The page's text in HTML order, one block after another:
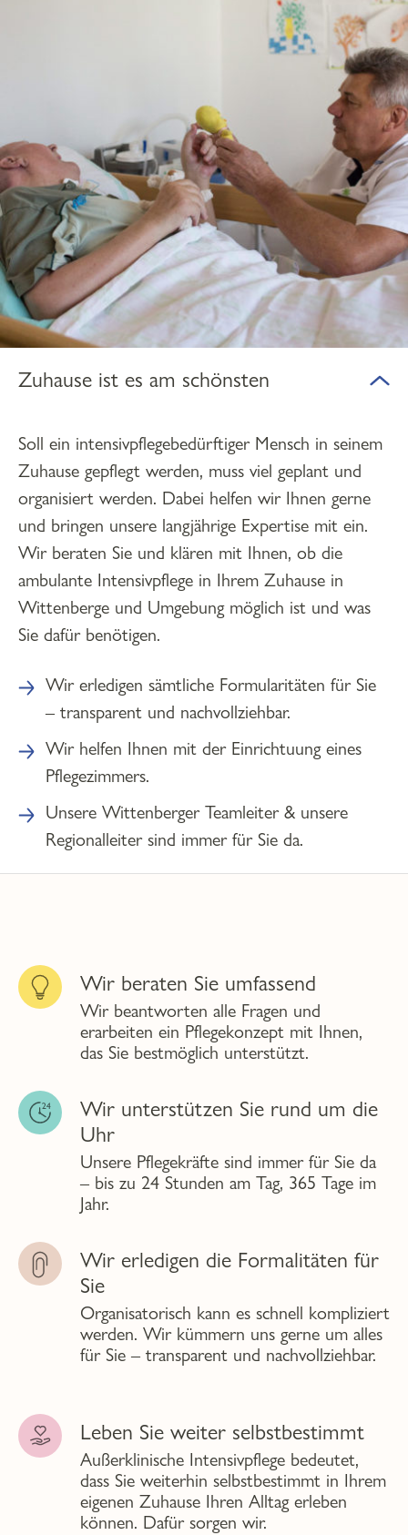
Zuhause ist es am schönsten
Soll ein intensivpflegebedürftiger Mensch in seinem
Zuhause gepflegt werden, muss viel geplant und
organisiert werden. Dabei helfen wir Ihnen gerne
und bringen unsere langjährige Expertise mit ein.
Wir beraten Sie und klären mit Ihnen, ob die
ambulante Intensivpflege in Ihrem Zuhause in
Wittenberge und Umgebung möglich ist und was
Sie dafür benötigen.
Wir erledigen sämtliche Formularitäten für Sie
– transparent und nachvollziehbar.
Wir helfen Ihnen mit der Einrichtuung eines
Pflegezimmers.
Unsere Wittenberger Teamleiter & unsere
Regionalleiter sind immer für Sie da.
Wir beraten Sie umfassend
Wir beantworten alle Fragen und
erarbeiten ein Pflegekonzept mit Ihnen,
das Sie bestmöglich unterstützt.
Wir unterstützen Sie rund um die
Uhr
Unsere Pflegekräfte sind immer für Sie da
– bis zu 24 Stunden am Tag, 365 Tage im
Jahr.
Wir erledigen die Formalitäten für
Sie
Organisatorisch kann es schnell kompliziert
werden. Wir kümmern uns gerne um alles
für Sie – transparent und nachvollziehbar.
Leben Sie weiter selbstbestimmt
Außerklinische Intensivpflege bedeutet,
dass Sie weiterhin selbstbestimmt in Ihrem
eigenen Zuhause Ihren Alltag erleben
können. Dafür sorgen wir.